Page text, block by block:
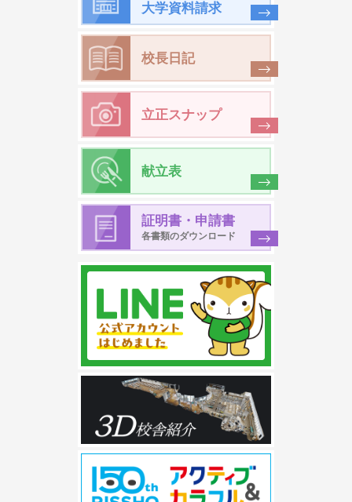
大学資料請求
校長日記
立正スナップ
献立表
証明書・申請書
各書類のダウンロード